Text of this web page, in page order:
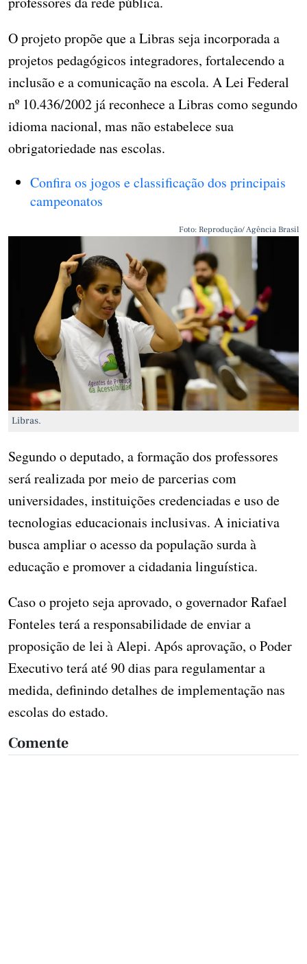
O projeto propõe que a Libras seja incorporada a
projetos pedagógicos integradores, fortalecendo a
inclusão e a comunicação na escola. A Lei Federal
nº 10.436/2002 já reconhece a Libras como segundo
idioma nacional, mas não estabelece sua
obrigatoriedade nas escolas.
Confira os jogos e classificação dos principais
campeonatos
Foto: Reprodução/ Agência Brasil
Libras.
Segundo o deputado, a formação dos professores
será realizada por meio de parcerias com
universidades, instituições credenciadas e uso de
tecnologias educacionais inclusivas. A iniciativa
busca ampliar o acesso da população surda à
educação e promover a cidadania linguística.
Caso o projeto seja aprovado, o governador Rafael
Fonteles terá a responsabilidade de enviar a
proposição de lei à Alepi. Após aprovação, o Poder
Executivo terá até 90 dias para regulamentar a
medida, definindo detalhes de implementação nas
escolas do estado.
Comente